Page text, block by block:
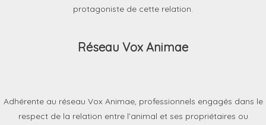
protagoniste de cette relation.
Réseau Vox Animae
Adhérente au réseau Vox Animae, professionnels engagés dans le
respect de la relation entre l’animal et ses propriétaires ou